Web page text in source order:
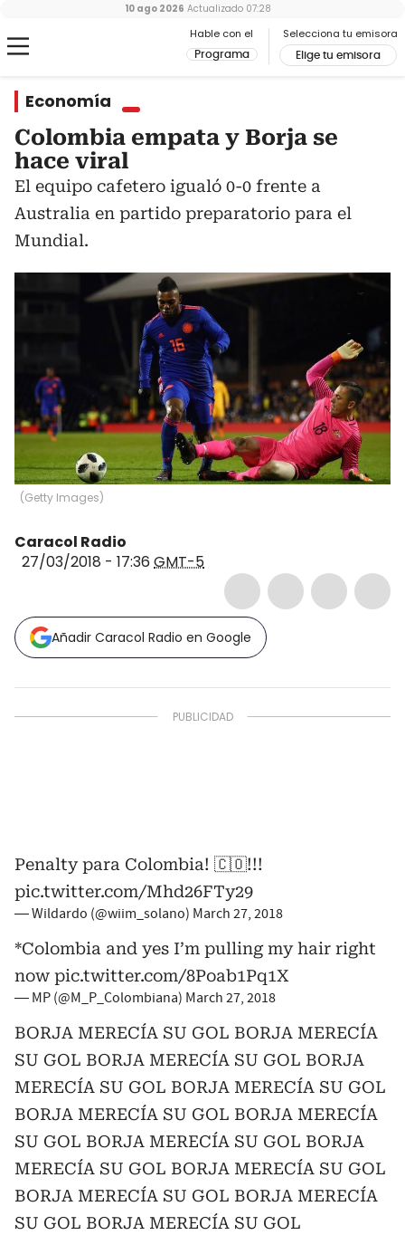
Hable con el
Programa
Selecciona tu emisora
Elige tu emisora
10 ago 2026 Actualizado 07:28
Economía
Colombia empata y Borja se
hace viral
El equipo cafetero igualó 0-0 frente a
Australia en partido preparatorio para el
Mundial.
(Getty Images)
Caracol Radio
27/03/2018 - 17:36 GMT-5
Añadir Caracol Radio en Google
Penalty para Colombia! 🇨🇴!!!
pic.twitter.com/Mhd26FTy29
— Wildardo (@wiim_solano) March 27, 2018
*Colombia and yes I’m pulling my hair right
now pic.twitter.com/8Poab1Pq1X
— MP (@M_P_Colombiana) March 27, 2018
BORJA MERECÍA SU GOL BORJA MERECÍA
SU GOL BORJA MERECÍA SU GOL BORJA
MERECÍA SU GOL BORJA MERECÍA SU GOL
BORJA MERECÍA SU GOL BORJA MERECÍA
SU GOL BORJA MERECÍA SU GOL BORJA
MERECÍA SU GOL BORJA MERECÍA SU GOL
BORJA MERECÍA SU GOL BORJA MERECÍA
SU GOL BORJA MERECÍA SU GOL